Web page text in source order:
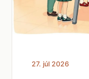
27. júl 2026